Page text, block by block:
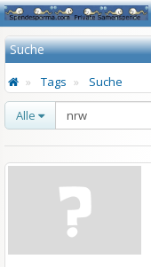
Suche
Tags Suche
Alle